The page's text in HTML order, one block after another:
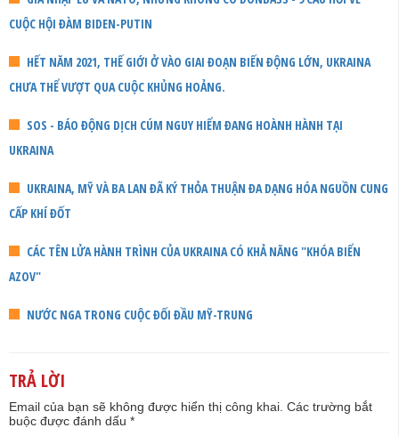
CUỘC HỘI ĐÀM BIDEN-PUTIN
HẾT NĂM 2021, THẾ GIỚI Ở VÀO GIAI ĐOẠN BIẾN ĐỘNG LỚN, UKRAINA
CHƯA THỂ VƯỢT QUA CUỘC KHỦNG HOẢNG.
SOS - BÁO ĐỘNG DỊCH CÚM NGUY HIỂM ĐANG HOÀNH HÀNH TẠI
UKRAINA
UKRAINA, MỸ VÀ BA LAN ĐÃ KÝ THỎA THUẬN ĐA DẠNG HÓA NGUỒN CUNG
CẤP KHÍ ĐỐT
CÁC TÊN LỬA HÀNH TRÌNH CỦA UKRAINA CÓ KHẢ NĂNG "KHÓA BIỂN
AZOV"
NƯỚC NGA TRONG CUỘC ĐỐI ĐẦU MỸ-TRUNG
TRẢ LỜI
Email của bạn sẽ không được hiển thị công khai. Các trường bắt
buộc được đánh dấu *